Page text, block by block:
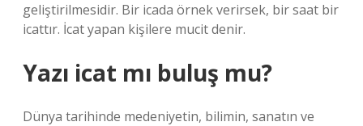
geliştirilmesidir. Bir icada örnek verirsek, bir saat bir
icattır. İcat yapan kişilere mucit denir.
Yazı icat mı buluş mu?
Dünya tarihinde medeniyetin, bilimin, sanatın ve